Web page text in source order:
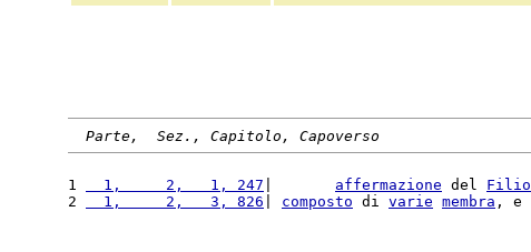
Parte,  Sez., Capitolo, Capoverso
1
  1,     2,   1, 247
affermazione del
2
  1,     2,   3, 826
composto di varie membra , e